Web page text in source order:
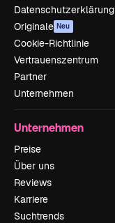
Datenschutzerklärung
Originale Neu
Cookie-Richtlinie
Vertrauenszentrum
Partner
Unternehmen
Unternehmen
Preise
Über uns
Reviews
Karriere
Suchtrends